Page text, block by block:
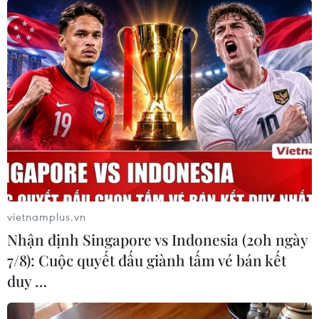
luận xã hội, tác động đến môi trường đầu tư kinh
doanh, gây tổn hại nghiêm trọng.
(Vietnam+)
vietnamplus.vn
Nhận định Singapore vs Indonesia (20h ngày
7/8): Cuộc quyết đấu giành tấm vé bán kết
duy …